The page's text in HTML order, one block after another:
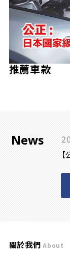
推薦車款
News
關於我們 About